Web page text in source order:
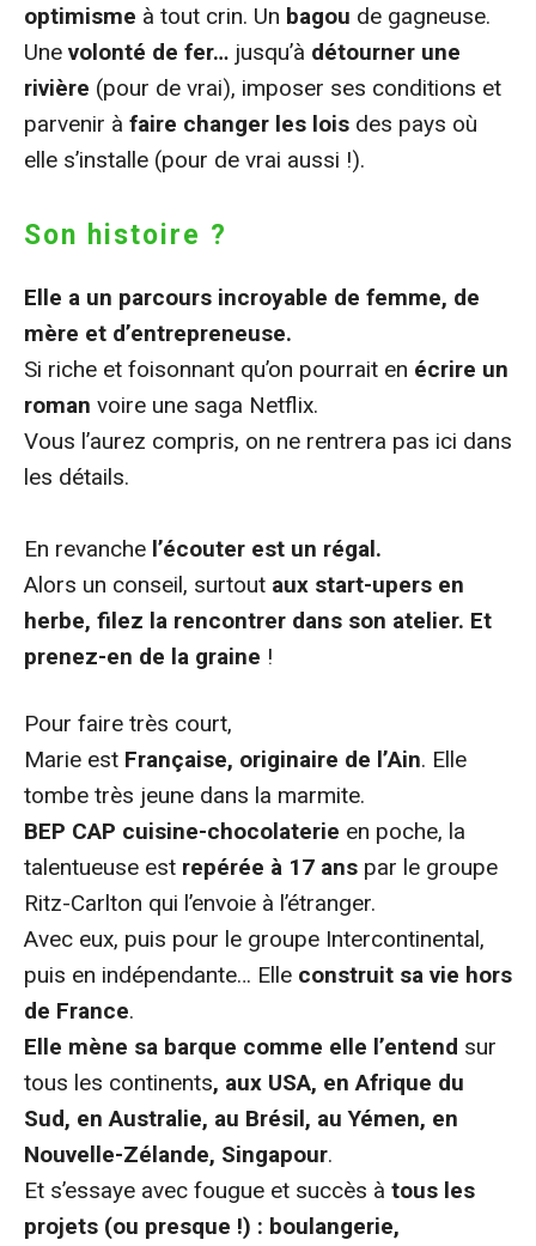
optimisme à tout crin. Un bagou de gagneuse.
Une volonté de fer… jusqu’à détourner une
rivière (pour de vrai), imposer ses conditions et
parvenir à faire changer les lois des pays où
elle s’installe (pour de vrai aussi !).
Son histoire ?
Elle a un parcours incroyable de femme, de
mère et d’entrepreneuse.
Si riche et foisonnant qu’on pourrait en écrire un
roman voire une saga Netflix.
Vous l’aurez compris, on ne rentrera pas ici dans
les détails.
En revanche l’écouter est un régal.
Alors un conseil, surtout aux start-upers en
herbe, filez la rencontrer dans son atelier. Et
prenez-en de la graine !
Pour faire très court,
Marie est Française, originaire de l’Ain. Elle
tombe très jeune dans la marmite.
BEP CAP cuisine-chocolaterie en poche, la
talentueuse est repérée à 17 ans par le groupe
Ritz-Carlton qui l’envoie à l’étranger.
Avec eux, puis pour le groupe Intercontinental,
puis en indépendante… Elle construit sa vie hors
de France.
Elle mène sa barque comme elle l’entend sur
tous les continents, aux USA, en Afrique du
Sud, en Australie, au Brésil, au Yémen, en
Nouvelle-Zélande, Singapour.
Et s’essaye avec fougue et succès à tous les
projets (ou presque !) : boulangerie,